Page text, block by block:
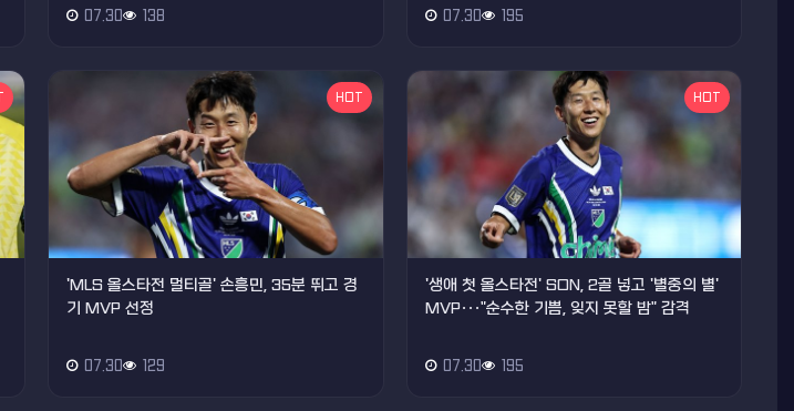
07.30 138 07.30 195
HOT
'MLS 올스타전 멀티골' 손흥민, 35분 뛰고 경
기 MVP 선정
07.30 129
HOT
'생애 첫 올스타전' SON, 2골 넣고 '별중의 별'
MVP···"순수한 기쁨, 잊지 못할 밤" 감격
07.30 195